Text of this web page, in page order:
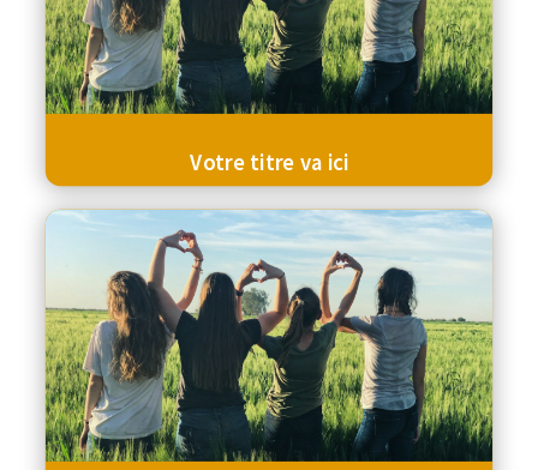
Votre titre va ici